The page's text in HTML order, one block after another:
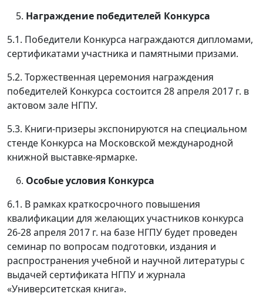
Награждение победителей Конкурса
5.1. Победители Конкурса награждаются дипломами,
сертификатами участника и памятными призами.
5.2. Торжественная церемония награждения
победителей Конкурса состоится 28 апреля 2017 г. в
актовом зале НГПУ.
5.3. Книги-призеры экспонируются на специальном
стенде Конкурса на Московской международной
книжной выставке-ярмарке.
Особые условия Конкурса
6.1. В рамках краткосрочного повышения
квалификации для желающих участников конкурса
26-28 апреля 2017 г. на базе НГПУ будет проведен
семинар по вопросам подготовки, издания и
распространения учебной и научной литературы с
выдачей сертификата НГПУ и журнала
«Университетская книга».